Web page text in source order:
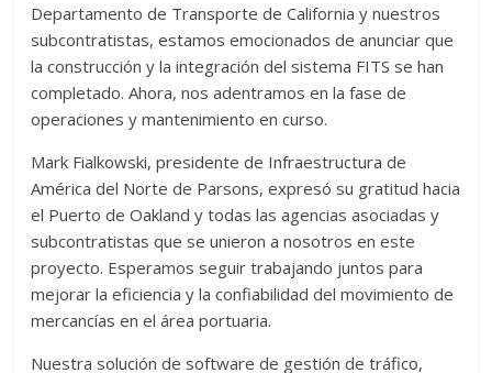
Departamento de Transporte de California y nuestros
subcontratistas, estamos emocionados de anunciar que
la construcción y la integración del sistema FITS se han
completado. Ahora, nos adentramos en la fase de
operaciones y mantenimiento en curso.
Mark Fialkowski, presidente de Infraestructura de
América del Norte de Parsons, expresó su gratitud hacia
el Puerto de Oakland y todas las agencias asociadas y
subcontratistas que se unieron a nosotros en este
proyecto. Esperamos seguir trabajando juntos para
mejorar la eficiencia y la confiabilidad del movimiento de
mercancías en el área portuaria.
Nuestra solución de software de gestión de tráfico,